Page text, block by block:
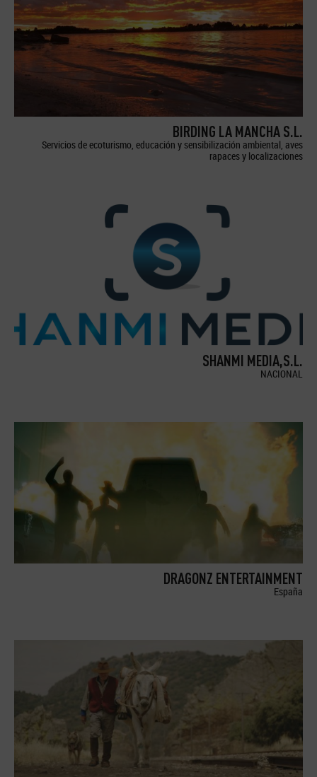
BIRDING LA MANCHA S.L.
Servicios de ecoturismo, educación y sensibilización ambiental, aves
rapaces y localizaciones
SHANMI MEDIA,S.L.
NACIONAL
DRAGONZ ENTERTAINMENT
España